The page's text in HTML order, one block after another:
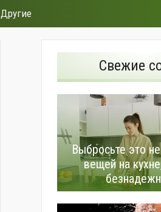
Другие
Свежие
Выбросьте это
вещей на